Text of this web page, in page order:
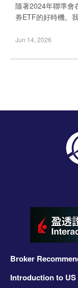
隨著2024年聯準會
券ETF的好時機。
它們的配息殖利率
和0
Jun 14, 2026
Broker
Introduction to